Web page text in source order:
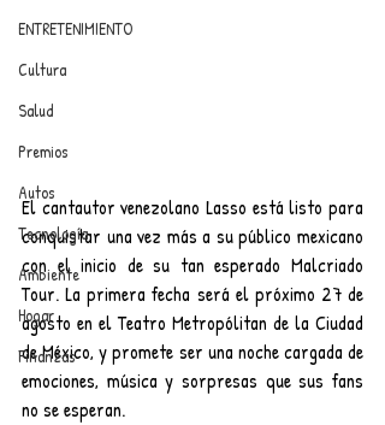
ENTRETENIMIENTO
Cultura
Salud
Premios
Autos
Tecnología
Ambiente
Hogar
Finanzas
El cantautor venezolano Lasso está listo para
conquistar una vez más a su público mexicano
con el inicio de su tan esperado Malcriado
Tour. La primera fecha será el próximo 27 de
agosto en el Teatro Metropólitan de la Ciudad
de México, y promete ser una noche cargada de
emociones, música y sorpresas que sus fans
no se esperan.